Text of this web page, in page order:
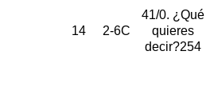
14 2-6C
41/0. ¿Qué
quieres
decir?254